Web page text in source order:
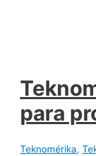
para
Teknomérika,